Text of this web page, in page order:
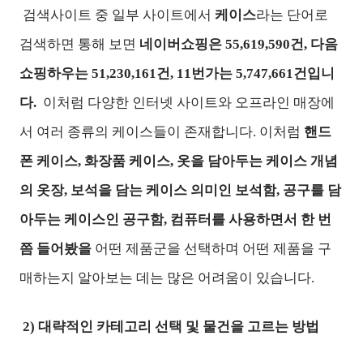
검색사이트 중 일부 사이트에서 케이스라는 단어로
검색하면 통해 보면 네이버쇼핑은 55,619,590건, 다음
쇼핑하우는 51,230,161건, 11번가는 5,747,661건입니
다. 이처럼 다양한 인터넷 사이트와 오프라인 매장에
서 여러 종류의 케이스들이 존재합니다. 이처럼 핸드
폰 케이스, 화장품 케이스, 옷을 담아두는 케이스 개념
의 옷장, 보석을 담는 케이스 의미인 보석함, 공구를 담
아두는 케이스인 공구함, 컴퓨터를 사용하면서 한 번
쯤 들어봤을 어떤 제품군을 선택하며 어떤 제품을 구
매하는지 알아보는 데는 많은 어려움이 있습니다.
2) 대략적인 카테고리 선택 및 물건을 고르는 방법